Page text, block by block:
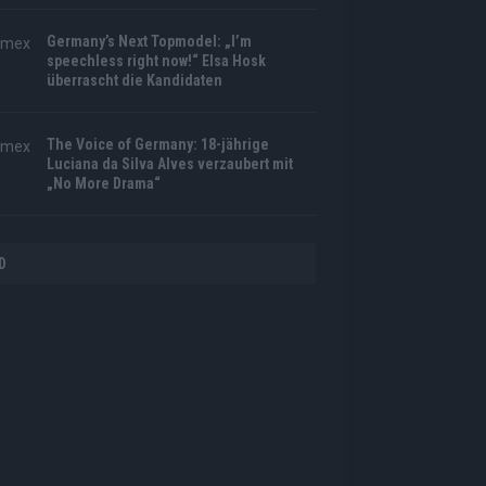
Germany’s Next Topmodel: „I’m
speechless right now!“ Elsa Hosk
überrascht die Kandidaten
The Voice of Germany: 18-jährige
Luciana da Silva Alves verzaubert mit
„No More Drama“